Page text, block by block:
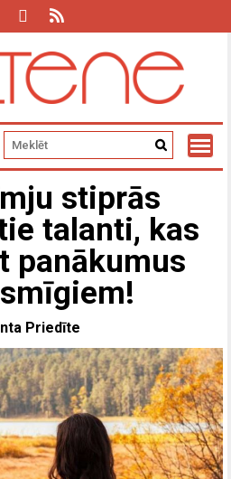
stiprās
talanti, kas
panākumus
Priedīte